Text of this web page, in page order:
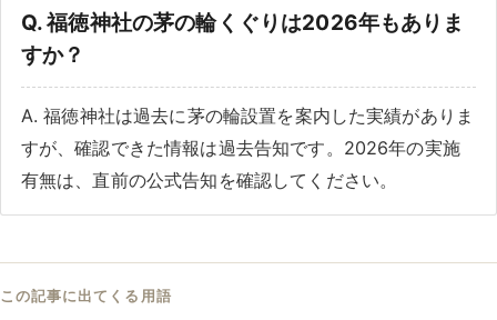
Q. 福徳神社の茅の輪くぐりは2026年もありま
すか？
A. 福徳神社は過去に茅の輪設置を案内した実績がありま
すが、確認できた情報は過去告知です。2026年の実施
有無は、直前の公式告知を確認してください。
この記事に出てくる用語